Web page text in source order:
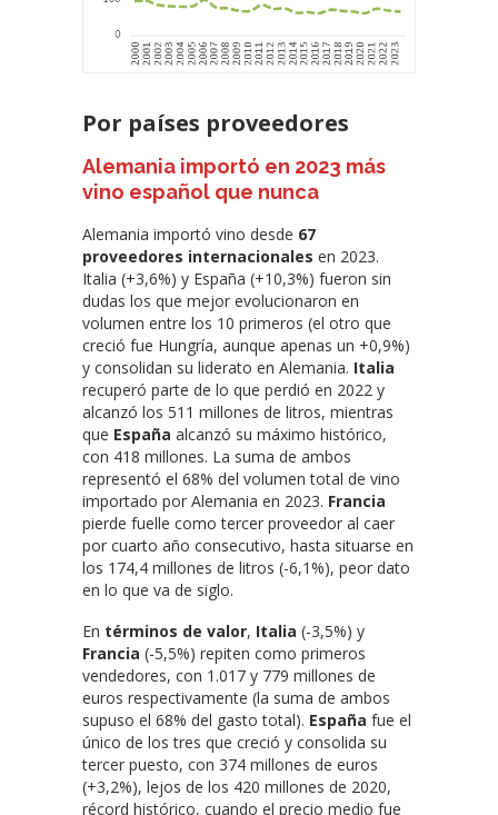
Por países proveedores
Alemania importó en 2023 más
vino español que nunca
Alemania importó vino desde 67
proveedores internacionales en 2023.
Italia (+3,6%) y España (+10,3%) fueron sin
dudas los que mejor evolucionaron en
volumen entre los 10 primeros (el otro que
creció fue Hungría, aunque apenas un +0,9%)
y consolidan su liderato en Alemania. Italia
recuperó parte de lo que perdió en 2022 y
alcanzó los 511 millones de litros, mientras
que España alcanzó su máximo histórico,
con 418 millones. La suma de ambos
representó el 68% del volumen total de vino
importado por Alemania en 2023. Francia
pierde fuelle como tercer proveedor al caer
por cuarto año consecutivo, hasta situarse en
los 174,4 millones de litros (-6,1%), peor dato
en lo que va de siglo.
En términos de valor, Italia (-3,5%) y
Francia (-5,5%) repiten como primeros
vendedores, con 1.017 y 779 millones de
euros respectivamente (la suma de ambos
supuso el 68% del gasto total). España fue el
único de los tres que creció y consolida su
tercer puesto, con 374 millones de euros
(+3,2%), lejos de los 420 millones de 2020,
récord histórico, cuando el precio medio fue